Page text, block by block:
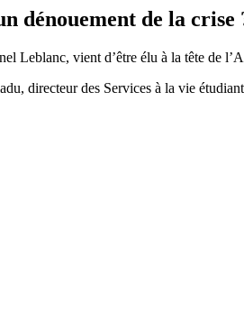
dénouement de la crise
Leblanc, vient d’être élu à la tête de
directeur des Services à la vie